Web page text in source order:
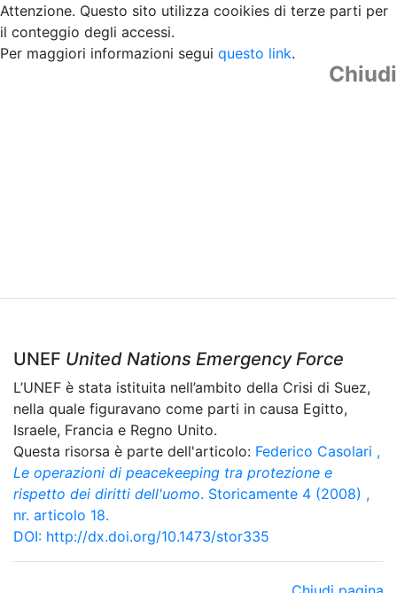
Attenzione. Questo sito utilizza cooikies di terze parti per
il conteggio degli accessi.
Per maggiori informazioni segui questo link.
Chiudi
UNEF United Nations Emergency Force
L’UNEF è stata istituita nell’ambito della Crisi di Suez,
nella quale figuravano come parti in causa Egitto,
Israele, Francia e Regno Unito.
Questa risorsa è parte dell'articolo: Federico Casolari ,
Le operazioni di peacekeeping tra protezione e
rispetto dei diritti dell'uomo. Storicamente 4 (2008) ,
nr. articolo 18.
DOI: http://dx.doi.org/10.1473/stor335